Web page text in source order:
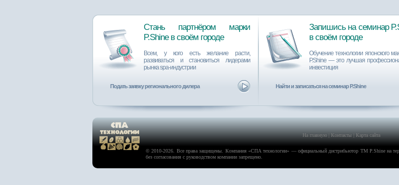
Стань партнёром марки
P.Shine в своём городе
Всем, у кого есть желание расти,
развиваться и становиться лидерами
рынка spa-индустрии
Подать заявку регионального дилера
Запишись на семинар
в своём городе
Обучение технологии японского
P.Shine ― это лучшая
инвестиция
Найти и записаться на семинар P.Shine
На главную| Контакты Карта сайта
© 2010-2026. Все права защищены. Компания «СПА технологии» — официальный дистрибьютор ТМ P.Shine на
без согласования с руководством компании запрещено.